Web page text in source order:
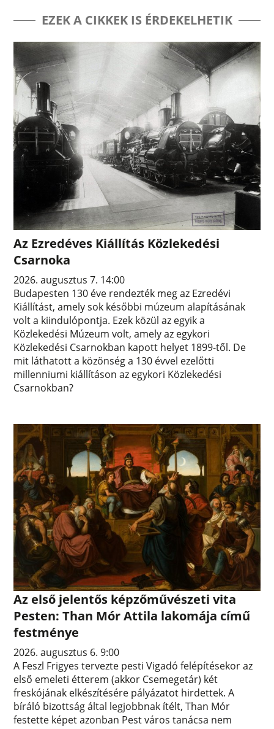
EZEK A CIKKEK IS ÉRDEKELHETIK
Az Ezredéves Kiállítás Közlekedési
Csarnoka
2026. augusztus 7. 14:00
Budapesten 130 éve rendezték meg az Ezredévi
Kiállítást, amely sok későbbi múzeum alapításának
volt a kiindulópontja. Ezek közül az egyik a
Közlekedési Múzeum volt, amely az egykori
Közlekedési Csarnokban kapott helyet 1899-től. De
mit láthatott a közönség a 130 évvel ezelőtti
millenniumi kiállításon az egykori Közlekedési
Csarnokban?
Az első jelentős képzőművészeti vita
Pesten: Than Mór Attila lakomája című
festménye
2026. augusztus 6. 9:00
A Feszl Frigyes tervezte pesti Vigadó felépítésekor az
első emeleti étterem (akkor Csemegetár) két
freskójának elkészítésére pályázatot hirdettek. A
bíráló bizottság által legjobbnak ítélt, Than Mór
festette képet azonban Pest város tanácsa nem